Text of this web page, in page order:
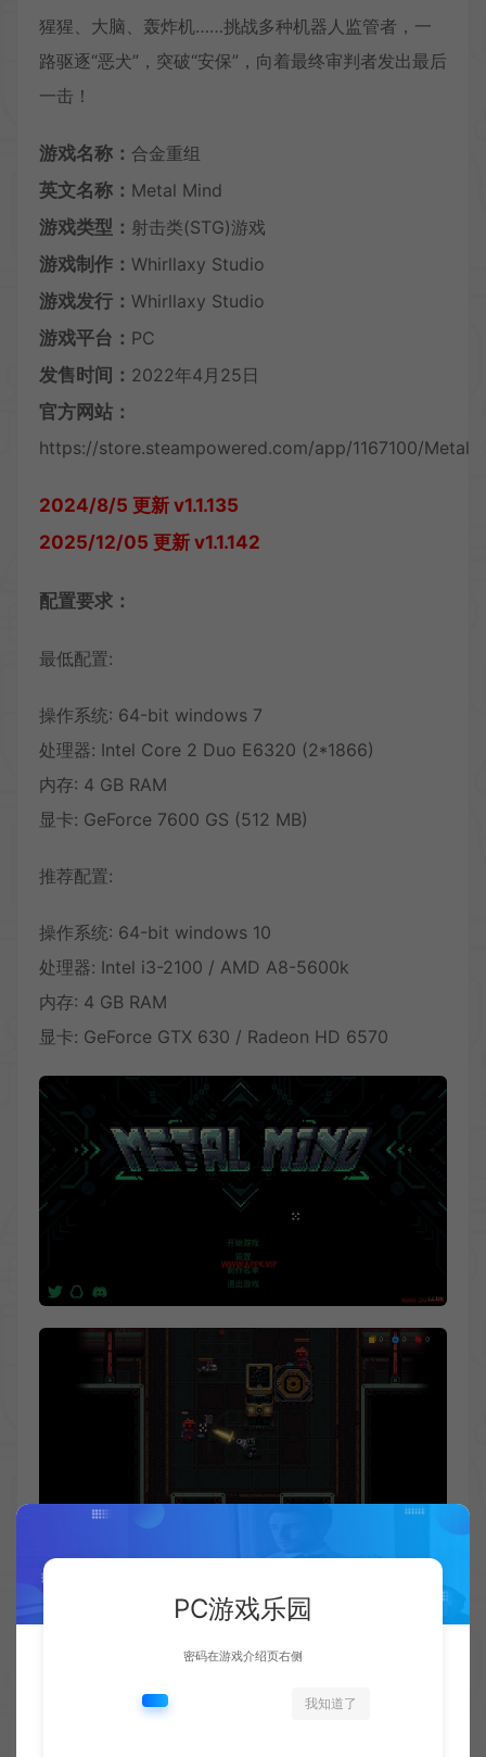
猩猩、大脑、轰炸机……挑战多种机器人监管者，一
路驱逐“恶犬”，突破“安保”，向着最终审判者发出最后
一击！
游戏名称： 合金重组
英文名称： Metal Mind
游戏类型： 射击类(STG)游戏
游戏制作： Whirllaxy Studio
游戏发行： Whirllaxy Studio
游戏平台： PC
发售时间： 2022年4月25日
官方网站：
https://store.steampowered.com/app/1167100/
2024/8/5 更新 v1.1.135
2025/12/05 更新 v1.1.142
配置要求：
最低配置:
操作系统: 64-bit windows 7
处理器: Intel Core 2 Duo E6320 (2*1866)
内存: 4 GB RAM
显卡: GeForce 7600 GS (512 MB)
推荐配置:
操作系统: 64-bit windows 10
处理器: Intel i3-2100 / AMD A8-5600k
内存: 4 GB RAM
显卡: GeForce GTX 630 / Radeon HD 6570
PC游戏乐园
密码在游戏介绍页右侧
我知道了